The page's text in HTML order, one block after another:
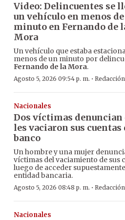
Video: Delincuentes se
un vehículo en menos
minuto en Fernando de
Mora
Un vehículo que estaba
menos de un minuto por
Fernando de la Mora.
Agosto 5, 2026 09:54 p. m. ·
Nacionales
Dos víctimas denuncian
les vaciaron sus cuentas
banco
Un hombre y una mujer
víctimas del vaciamiento de sus
luego de acceder
entidad bancaria.
Agosto 5, 2026 08:48 p. m. ·
Nacionales